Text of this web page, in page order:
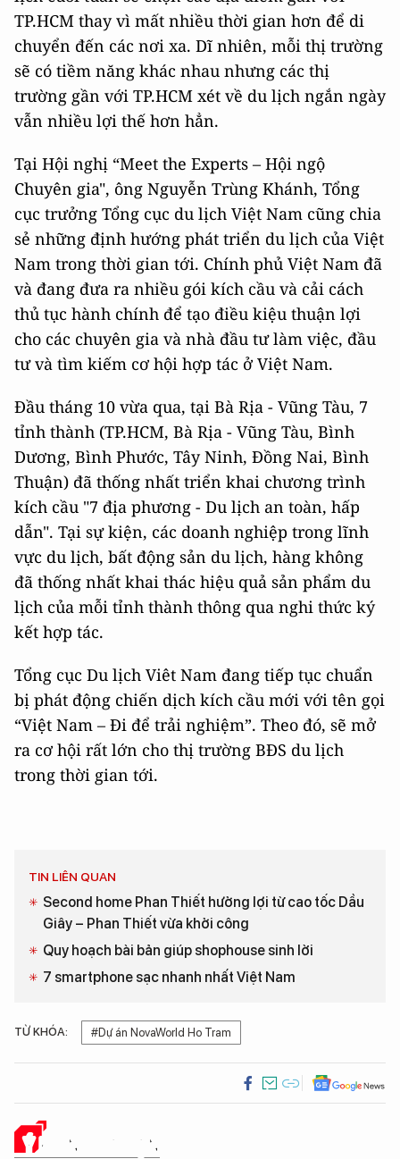
TP.HCM thay vì mất nhiều thời gian hơn để di
chuyển đến các nơi xa. Dĩ nhiên, mỗi thị trường
sẽ có tiềm năng khác nhau nhưng các thị
trường gần với TP.HCM xét về du lịch ngắn ngày
vẫn nhiều lợi thế hơn hẳn.
Tại Hội nghị “Meet the Experts – Hội ngộ
Chuyên gia", ông Nguyễn Trùng Khánh, Tổng
cục trưởng Tổng cục du lịch Việt Nam cũng chia
sẻ những định hướng phát triển du lịch của Việt
Nam trong thời gian tới. Chính phủ Việt Nam đã
và đang đưa ra nhiều gói kích cầu và cải cách
thủ tục hành chính để tạo điều kiệu thuận lợi
cho các chuyên gia và nhà đầu tư làm việc, đầu
tư và tìm kiếm cơ hội hợp tác ở Việt Nam.
Đầu tháng 10 vừa qua, tại Bà Rịa - Vũng Tàu, 7
tỉnh thành (TP.HCM, Bà Rịa - Vũng Tàu, Bình
Dương, Bình Phước, Tây Ninh, Đồng Nai, Bình
Thuận) đã thống nhất triển khai chương trình
kích cầu "7 địa phương - Du lịch an toàn, hấp
dẫn". Tại sự kiện, các doanh nghiệp trong lĩnh
vực du lịch, bất động sản du lịch, hàng không
đã thống nhất khai thác hiệu quả sản phẩm du
lịch của mỗi tỉnh thành thông qua nghi thức ký
kết hợp tác.
Tổng cục Du lịch Viêt Nam đang tiếp tục chuẩn
bị phát động chiến dịch kích cầu mới với tên gọi
“Việt Nam – Đi để trải nghiệm”. Theo đó, sẽ mở
ra cơ hội rất lớn cho thị trường BĐS du lịch
trong thời gian tới.
TIN LIÊN QUAN
Second home Phan Thiết hưởng lợi từ cao tốc Dầu
Giây – Phan Thiết vừa khởi công
Quy hoạch bài bản giúp shophouse sinh lời
7 smartphone sạc nhanh nhất Việt Nam
TỪ KHÓA: #Dự án NovaWorld Ho Tram
Ý KIẾN CỦA BẠN